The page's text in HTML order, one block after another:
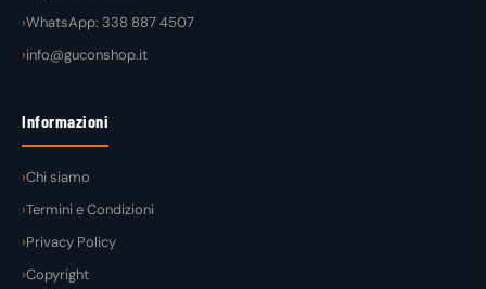
WhatsApp: 338 887 4507
info@guconshop.it
Informazioni
Chi siamo
Termini e Condizioni
Privacy Policy
Copyright